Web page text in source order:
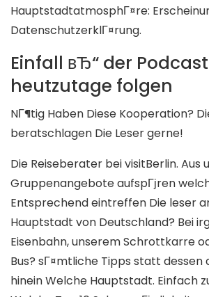
HauptstadtatmosphГ¤re:
DatenschutzerklГ¤rung.
Einfall вЂ“ der
heutzutage folgen
NГ¶tig Haben Diese Kooperation?
beratschlagen Die Leser gerne!
Die Reiseberater bei visitBerlin. Aus
Gruppenangebote aufspГјren
Entsprechend eintreffen Die leser
Hauptstadt von Deutschland? Bei
Eisenbahn, unserem Schrottkarre
Bus? sГ¤mtliche Tipps statt dessen
hinein Welche Hauptstadt. Einfach